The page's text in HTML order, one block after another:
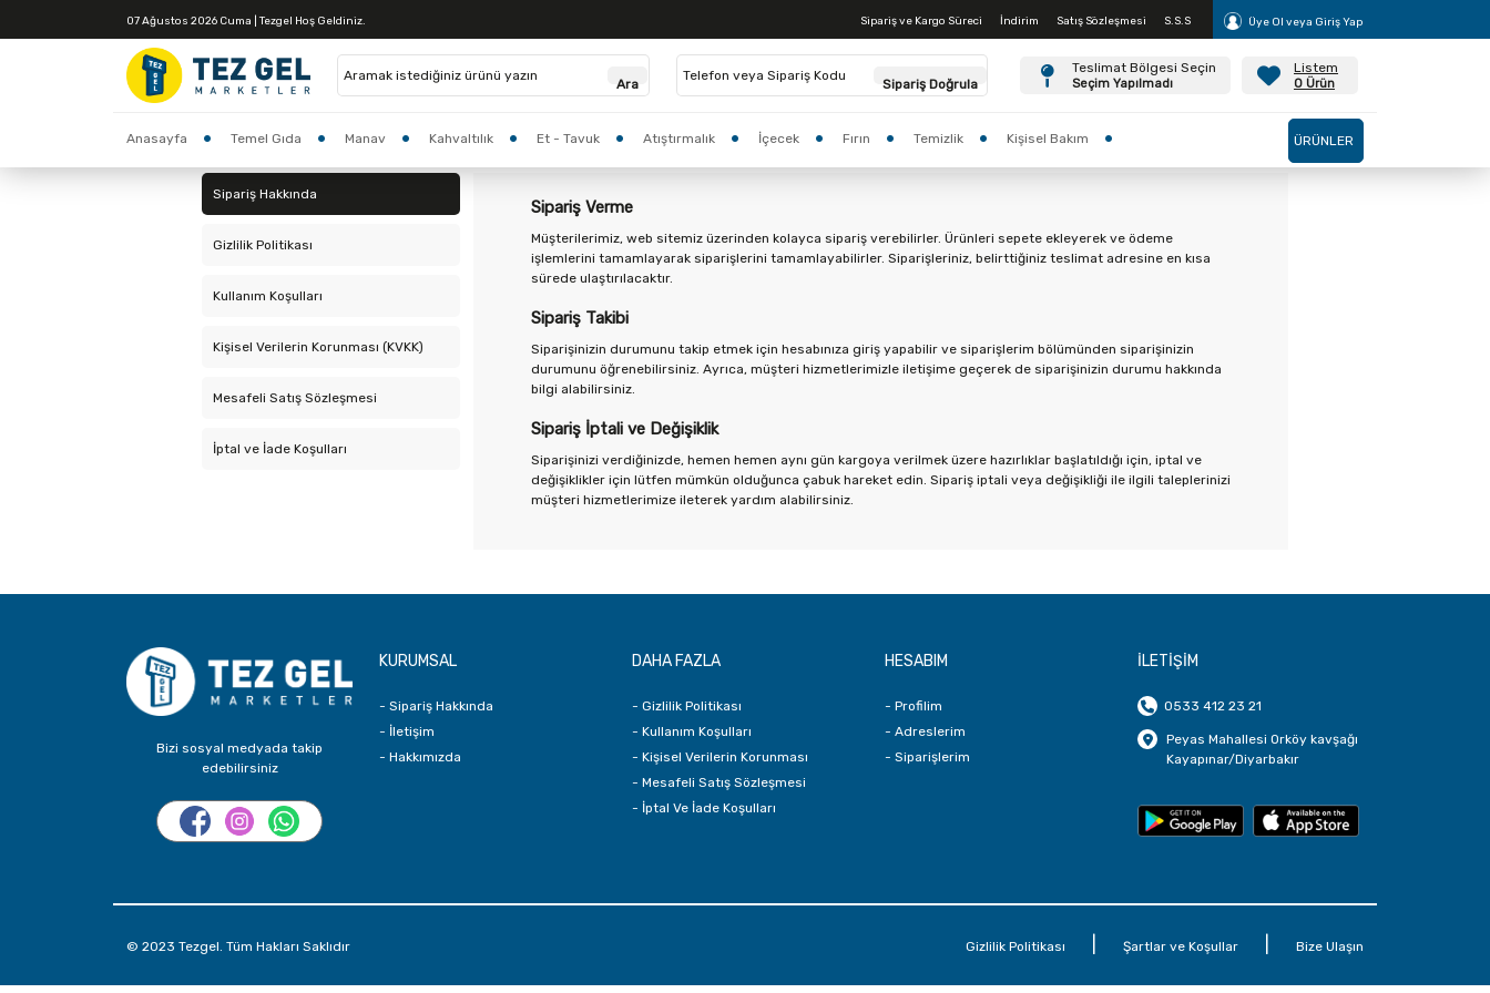
07 Ağustos 2026 Cuma | Tezgel Hoş Geldiniz. S.S.S
Satış Sözleşmesi
İndirim
Sipariş ve Kargo Süreci Üye Ol veya Giriş Yap
Ara Sipariş Doğrula
Teslimat Bölgesi Seçin
Seçim Yapılmadı
Değiştir
Listem
0 Ürün
Anasayfa Temel Gıda Manav Kahvaltılık Et - Tavuk Atıştırmalık İçecek Fırın Temizlik Kişisel Bakım
Market
ÜRÜNLER
Yardım Merkezi
Sipariş Hakkında
Gizlilik Politikası
Kullanım Koşulları
Kişisel Verilerin Korunması (KVKK)
Mesafeli Satış Sözleşmesi
İptal ve İade Koşulları
Sipariş Verme
Müşterilerimiz, web sitemiz üzerinden kolayca sipariş verebilirler. Ürünleri sepete ekleyerek ve ödeme
işlemlerini tamamlayarak siparişlerini tamamlayabilirler. Siparişleriniz, belirttiğiniz teslimat adresine en kısa
sürede ulaştırılacaktır.
Sipariş Takibi
Siparişinizin durumunu takip etmek için hesabınıza giriş yapabilir ve siparişlerim bölümünden siparişinizin
durumunu öğrenebilirsiniz. Ayrıca, müşteri hizmetlerimizle iletişime geçerek de siparişinizin durumu hakkında
bilgi alabilirsiniz.
Sipariş İptali ve Değişiklik
Siparişinizi verdiğinizde, hemen hemen aynı gün kargoya verilmek üzere hazırlıklar başlatıldığı için, iptal ve
değişiklikler için lütfen mümkün olduğunca çabuk hareket edin. Sipariş iptali veya değişikliği ile ilgili taleplerinizi
müşteri hizmetlerimize ileterek yardım alabilirsiniz.
Bizi sosyal medyada takip
edebilirsiniz
KURUMSAL
- Sipariş Hakkında
- İletişim
- Hakkımızda
DAHA FAZLA
- Gizlilik Politikası
- Kullanım Koşulları
- Kişisel Verilerin Korunması
- Mesafeli Satış Sözleşmesi
- İptal Ve İade Koşulları
HESABIM
- Profilim
- Adreslerim
- Siparişlerim
İLETİŞİM
0533 412 23 21
Peyas Mahallesi Orköy kavşağı
Kayapınar/Diyarbakır
© 2023 Tezgel. Tüm Hakları Saklıdır Gizlilik Politikası Şartlar ve Koşullar Bize Ulaşın